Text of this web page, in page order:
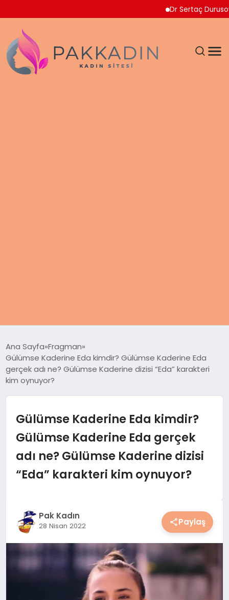
Dr Sertaç Durusoy
KADIN
MAGAZIN
SPOR & FITNESS
YAŞAM
KIMDIR?
HESAPLAMALAR
Ana Sayfa Fragman
Gülümse Kaderine Eda kimdir? Gülümse Kaderine Eda
gerçek adı ne? Gülümse Kaderine dizisi “Eda” karakteri
kim oynuyor?
Gülümse Kaderine Eda kimdir?
Gülümse Kaderine Eda gerçek
adı ne? Gülümse Kaderine dizisi
“Eda” karakteri kim oynuyor?
Pak Kadın
28 Nisan 2022 Paylaş